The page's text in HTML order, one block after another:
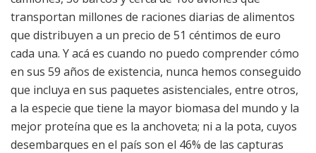
transportan millones de raciones diarias de alimentos
que distribuyen a un precio de 51 céntimos de euro
cada una. Y acá es cuando no puedo comprender cómo
en sus 59 años de existencia, nunca hemos conseguido
que incluya en sus paquetes asistenciales, entre otros,
a la especie que tiene la mayor biomasa del mundo y la
mejor proteína que es la anchoveta; ni a la pota, cuyos
desembarques en el país son el 46% de las capturas